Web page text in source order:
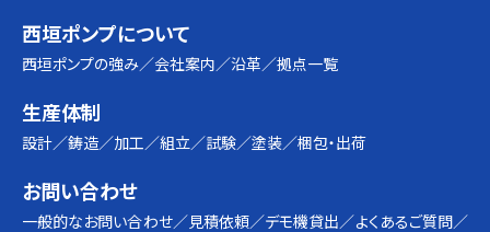
西垣ポンプについて
西垣ポンプの強み 会社案内 沿革 拠点一覧
生産体制
設計 鋳造 加工 組立 試験 塗装 梱包・出荷
お問い合わせ
一般的なお問い合わせ 見積依頼 デモ機貸出 よくあるご質問